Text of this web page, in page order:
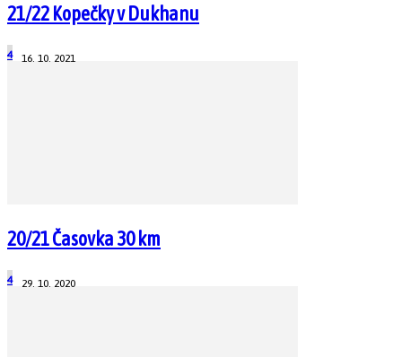
21/22 Kopečky v Dukhanu
16. 10. 2021
4
20/21 Časovka 30 km
29. 10. 2020
4